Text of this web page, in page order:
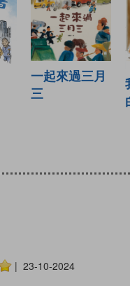
一起來過三月
三
| 23-10-2024